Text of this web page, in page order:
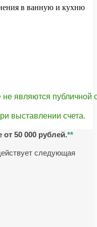
в ванную и кухню
являются публичной
выставлении счета.
от 50 000 рублей.**
следующая